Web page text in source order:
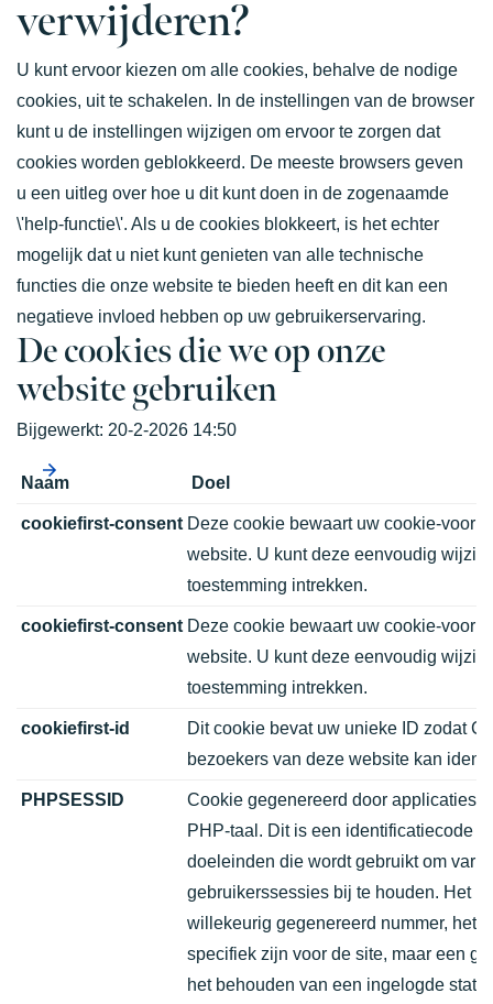
verwijderen?
U kunt ervoor kiezen om alle cookies, behalve de nodige
cookies, uit te schakelen. In de instellingen van de browser
kunt u de instellingen wijzigen om ervoor te zorgen dat
cookies worden geblokkeerd. De meeste browsers geven
u een uitleg over hoe u dit kunt doen in de zogenaamde
\'help-functie\'. Als u de cookies blokkeert, is het echter
mogelijk dat u niet kunt genieten van alle technische
functies die onze website te bieden heeft en dit kan een
negatieve invloed hebben op uw gebruikerservaring.
De cookies die we op onze
website gebruiken
Bijgewerkt: 20-2-2026 14:50
Naam Doel
cookiefirst-consent Deze cookie bewaart uw cookie-
website. U kunt deze eenvoudig
toestemming intrekken.
cookiefirst-consent Deze cookie bewaart uw cookie-
website. U kunt deze eenvoudig
toestemming intrekken.
cookiefirst-id
Dit cookie bevat uw unieke ID zodat
bezoekers van deze website kan
PHPSESSID
Cookie gegenereerd door applicaties
PHP-taal. Dit is een identificatiecode
doeleinden die wordt gebruikt om
gebruikerssessies bij te houden. Het
willekeurig gegenereerd nummer, het
specifiek zijn voor de site, maar een
het behouden van een ingelogde